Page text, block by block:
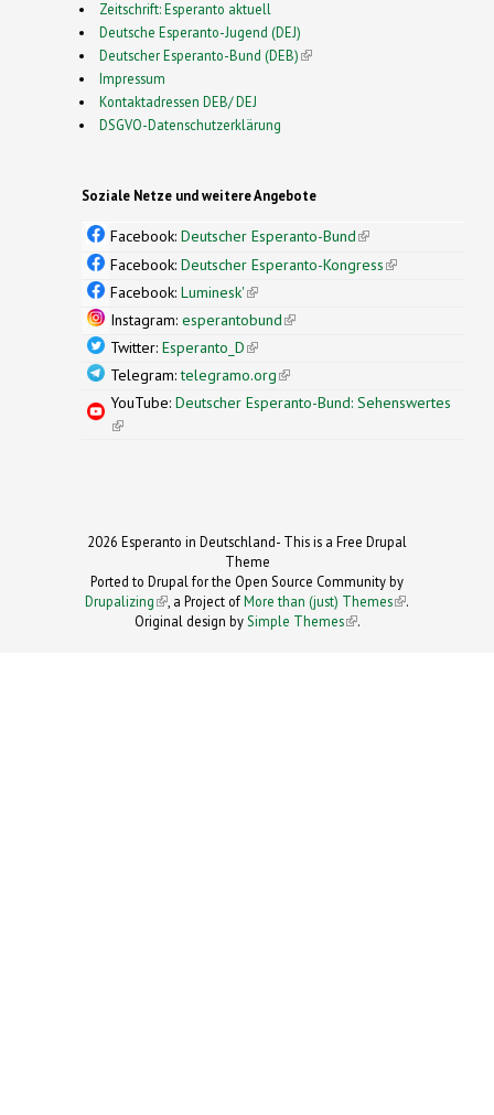
Zeitschrift: Esperanto aktuell
Deutsche Esperanto-Jugend (DEJ)
Deutscher Esperanto-Bund (DEB)(link is external)
Impressum
Kontaktadressen DEB/ DEJ
DSGVO-Datenschutzerklärung
Soziale Netze und weitere Angebote
Facebook: Deutscher Esperanto-Bund(link is
external)
Facebook: Deutscher Esperanto-Kongress(link is
Facebook: Luminesk'(link is external)
Instagram: esperantobund(link is external)
Twitter: Esperanto_D(link is external)
Telegram:telegramo.org(link is external)
YouTube: Deutscher Esperanto-Bund: Sehenswertes
(link is external)
2026 Esperanto in Deutschland- This is a Free Drupal
Theme
Ported to Drupal for the Open Source Community by
Drupalizing(link is external)
, a Project ofMore than (just) Themes (link is
.
Original design by Simple Themes
(link is
.